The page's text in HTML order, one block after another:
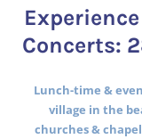
Concerts:
Lunch-time &
village in the
churches &